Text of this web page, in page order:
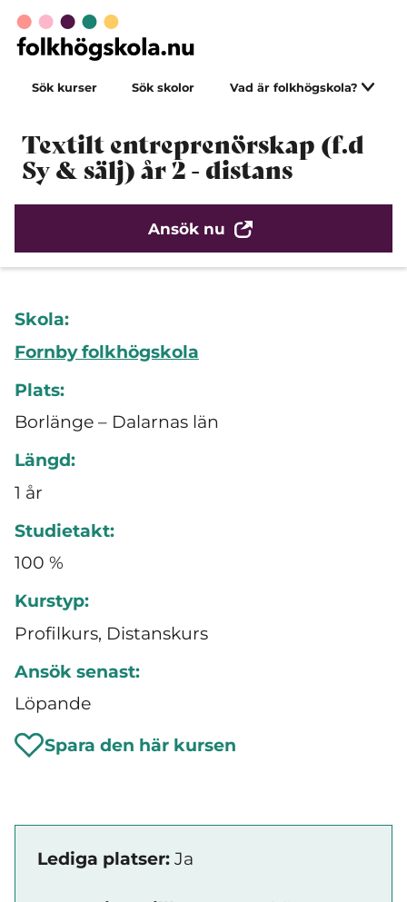
Sök kurser Sök skolor Vad är folkhögskola?
Textilt entreprenörskap (f.d
Sy & sälj) år 2 - distans
Ansök nu
Skola:
Fornby folkhögskola
Plats:
Borlänge – Dalarnas län
Längd:
1 år
Studietakt:
100 %
Kurstyp:
Profilkurs, Distanskurs
Ansök senast:
Löpande
Spara den här kursen
Lediga platser: Ja